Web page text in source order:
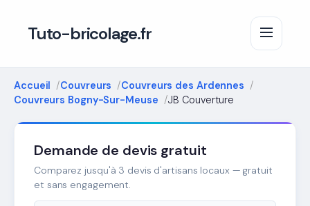
Tuto-bricolage.fr
Accueil Couvreurs
Couvreurs des Ardennes
Couvreurs Bogny-Sur-Meuse
JB Couverture
Demande de devis gratuit
Comparez jusqu'à 3 devis d'artisans locaux — gratuit
et sans engagement.